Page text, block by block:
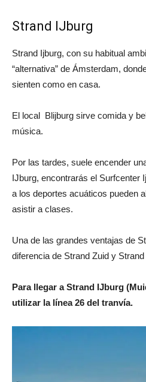
Strand IJburg
Strand Ijburg, con su habitual
“alternativa” de Ámsterdam,
sienten como en casa.
El local Blijburg sirve comida y
música.
Por las tardes, suele encender
IJburg, encontrarás el Surfcenter
a los deportes acuáticos pueden
asistir a clases.
Una de las grandes ventajas de
diferencia de Strand Zuid y
Para llegar a Strand IJburg
utilizar la línea 26 del tranvía.